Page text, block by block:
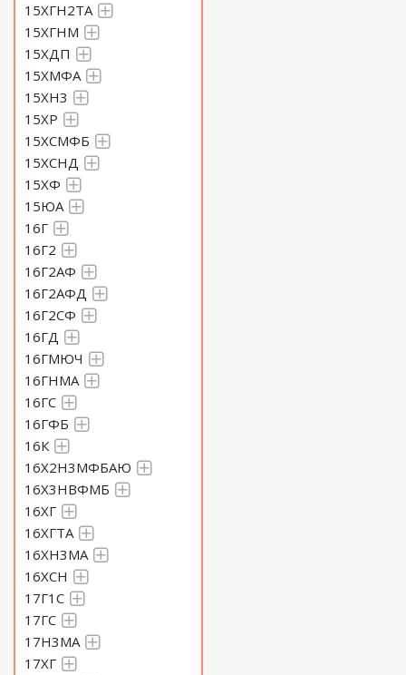
15ХГН2ТА
15ХГНМ
15ХДП
15ХМФА
15ХН3
15ХР
15ХСМФБ
15ХСНД
15ХФ
15ЮА
16Г
16Г2
16Г2АФ
16Г2АФД
16Г2СФ
16ГД
16ГМЮЧ
16ГНМА
16ГС
16ГФБ
16К
16Х2Н3МФБАЮ
16Х3НВФМБ
16ХГ
16ХГТА
16ХН3МА
16ХСН
17Г1С
17ГС
17Н3МА
17ХГ